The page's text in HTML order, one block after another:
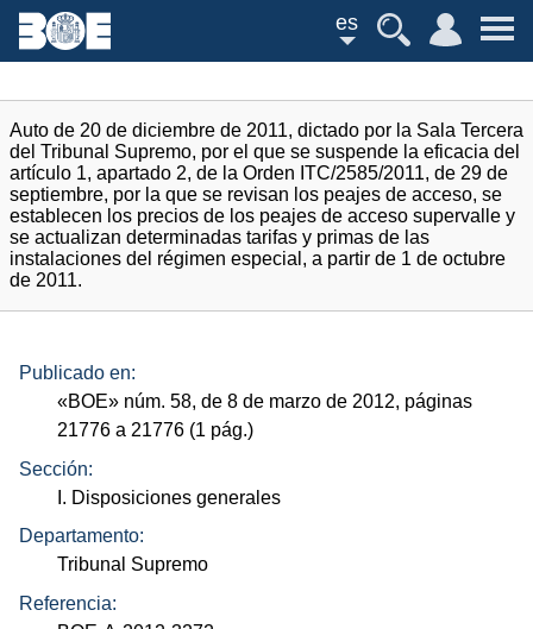
es
Auto de 20 de diciembre de 2011, dictado por la Sala Tercera
del Tribunal Supremo, por el que se suspende la eficacia del
artículo 1, apartado 2, de la Orden ITC/2585/2011, de 29 de
septiembre, por la que se revisan los peajes de acceso, se
establecen los precios de los peajes de acceso supervalle y
se actualizan determinadas tarifas y primas de las
instalaciones del régimen especial, a partir de 1 de octubre
de 2011.
Publicado en:
«BOE» núm. 58, de 8 de marzo de 2012, páginas
21776 a 21776 (1 pág.)
Sección:
I. Disposiciones generales
Departamento:
Tribunal Supremo
Referencia: